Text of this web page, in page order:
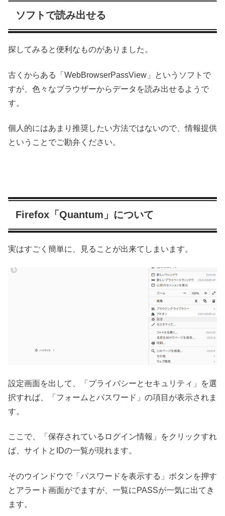
ソフトで読み出せる
探してみると便利なものがありました。
古くからある「WebBrowserPassView」というソフトで
すが、色々なブラウザーからデータを読み出せるようで
す。
個人的にはあまり推奨したい方法ではないので、情報提供
ということでご勘弁ください。
Firefox「Quantum」について
実はすごく簡単に、見ることが出来てしまいます。
設定画面を出して、「プライバシーとセキュリティ」を選
択すれば、「フォームとパスワード」の項目が表示されま
す。
ここで、「保存されているログイン情報」をクリックすれ
ば、サイトとIDの一覧が現れます。
そのウインドウで「パスワードを表示する」ボタンを押す
とアラート画面がでますが、一覧にPASSが一気に出てき
ます。